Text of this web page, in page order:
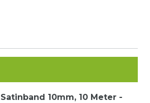
Satinband 10mm, 10 Meter -